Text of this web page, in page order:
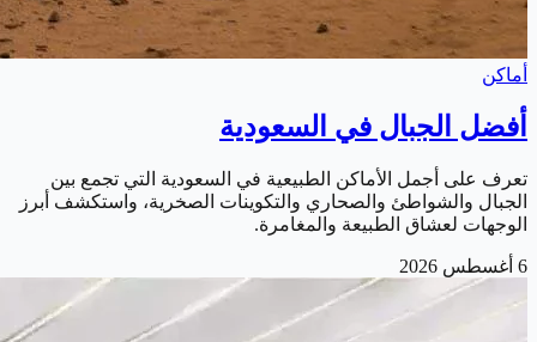
أماكن
أفضل الجبال في السعودية
تعرف على أجمل الأماكن الطبيعية في السعودية التي تجمع بين
الجبال والشواطئ والصحاري والتكوينات الصخرية، واستكشف أبرز
الوجهات لعشاق الطبيعة والمغامرة.
6 أغسطس 2026